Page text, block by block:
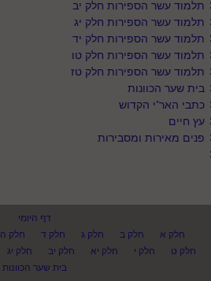
תלמוד עשר הספירות חלק יב
תלמוד עשר הספירות חלק יג
תלמוד עשר הספירות חלק יד
תלמוד עשר הספירות חלק טו
תלמוד עשר הספירות חלק טז
בית שער הכוונות
כתבי האר"י הקדוש
עץ חיים
פנים מאירות ומסבירות
דף היומי
חלק א
חלק ב חלק ג חלק ד חלק ה
חלק ט
חלק י חלק יא חלק יב חלק יג
בית שער הכוונות